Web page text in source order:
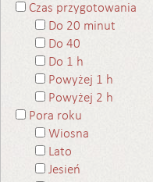
Czas przygotowania
Do 20 minut
Do 40
Do 1 h
Powyżej 1 h
Powyżej 2 h
Pora roku
Wiosna
Lato
Jesień